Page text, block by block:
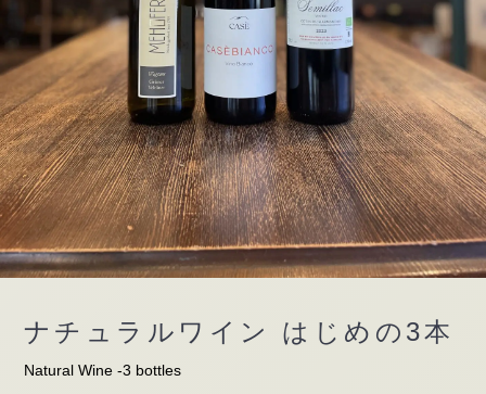
ナチュラルワイン はじめの3本
Natural Wine -3 bottles